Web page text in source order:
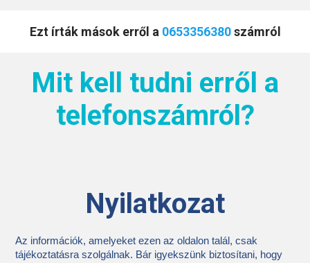
Ezt írták mások erről a 0653356380számról
Mit kell tudni erről a
telefonszámról?
Nyilatkozat
Az információk, amelyeket ezen az oldalon talál, csak
tájékoztatásra szolgálnak. Bár igyekszünk biztosítani, hogy